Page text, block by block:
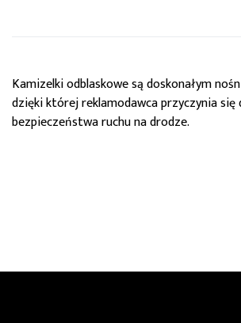
Kamizelki odblaskowe są doskonałym
dzięki której reklamodawca przyczynia się
bezpieczeństwa ruchu na drodze.